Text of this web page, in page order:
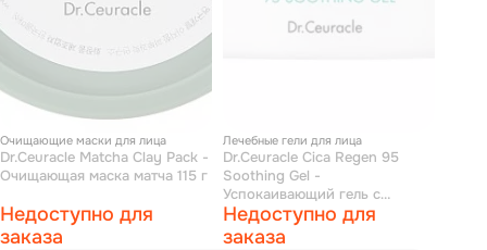
Очищающие маски для лица
Dr.Ceuracle Matcha Clay Pack -
Очищающая маска матча 115 г
Недоступно для
заказа
Лечебные гели для лица
Dr.Ceuracle Cica Regen 95
Soothing Gel -
Успокаивающий гель с
центеллой 110 г
Недоступно для
заказа